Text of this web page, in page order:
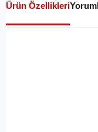
Ürün Özellikleri